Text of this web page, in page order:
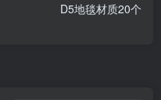
D5地毯材质20个